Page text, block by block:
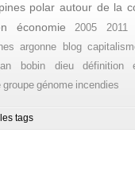
polar autour de la
économie 2005 2011
argonne blog
bobin
dieu définition
groupe génome incendies
tags